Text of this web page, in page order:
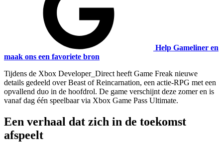
Help Gameliner en
maak ons een favoriete bron
Tijdens de Xbox Developer_Direct heeft Game Freak nieuwe
details gedeeld over Beast of Reincarnation, een actie-RPG met een
opvallend duo in de hoofdrol. De game verschijnt deze zomer en is
vanaf dag één speelbaar via Xbox Game Pass Ultimate.
Een verhaal dat zich in de toekomst
afspeelt